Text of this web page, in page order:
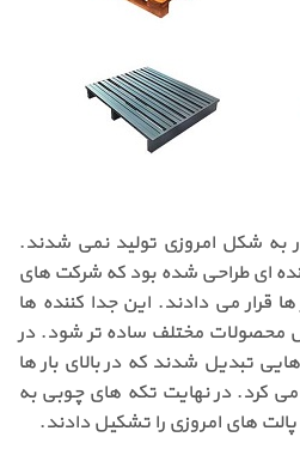
به شکل امروزی تولید نمی شدند.
ای طراحی شده بود که شرکت های
ها قرار می دادند. این جدا کننده ها
محصولات مختلف ساده تر شود. در
تبدیل شدند که در بالای بار ها
کرد. در نهایت تکه های چوبی به
های امروزی را تشکیل دادند.